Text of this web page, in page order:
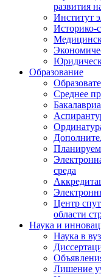
развития
Институт
Историко-
Образование
Среднее
среда
Центр
области
Наука и
Наука в
Лишение